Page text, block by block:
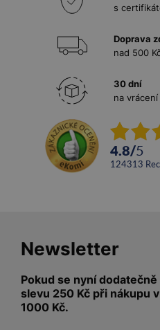
s
Doprava
nad 500
30 dní
na vrácení
4.8/5
124313
Newsletter
Pokud se nyní
slevu 250 Kč při nákupu
1000 Kč.